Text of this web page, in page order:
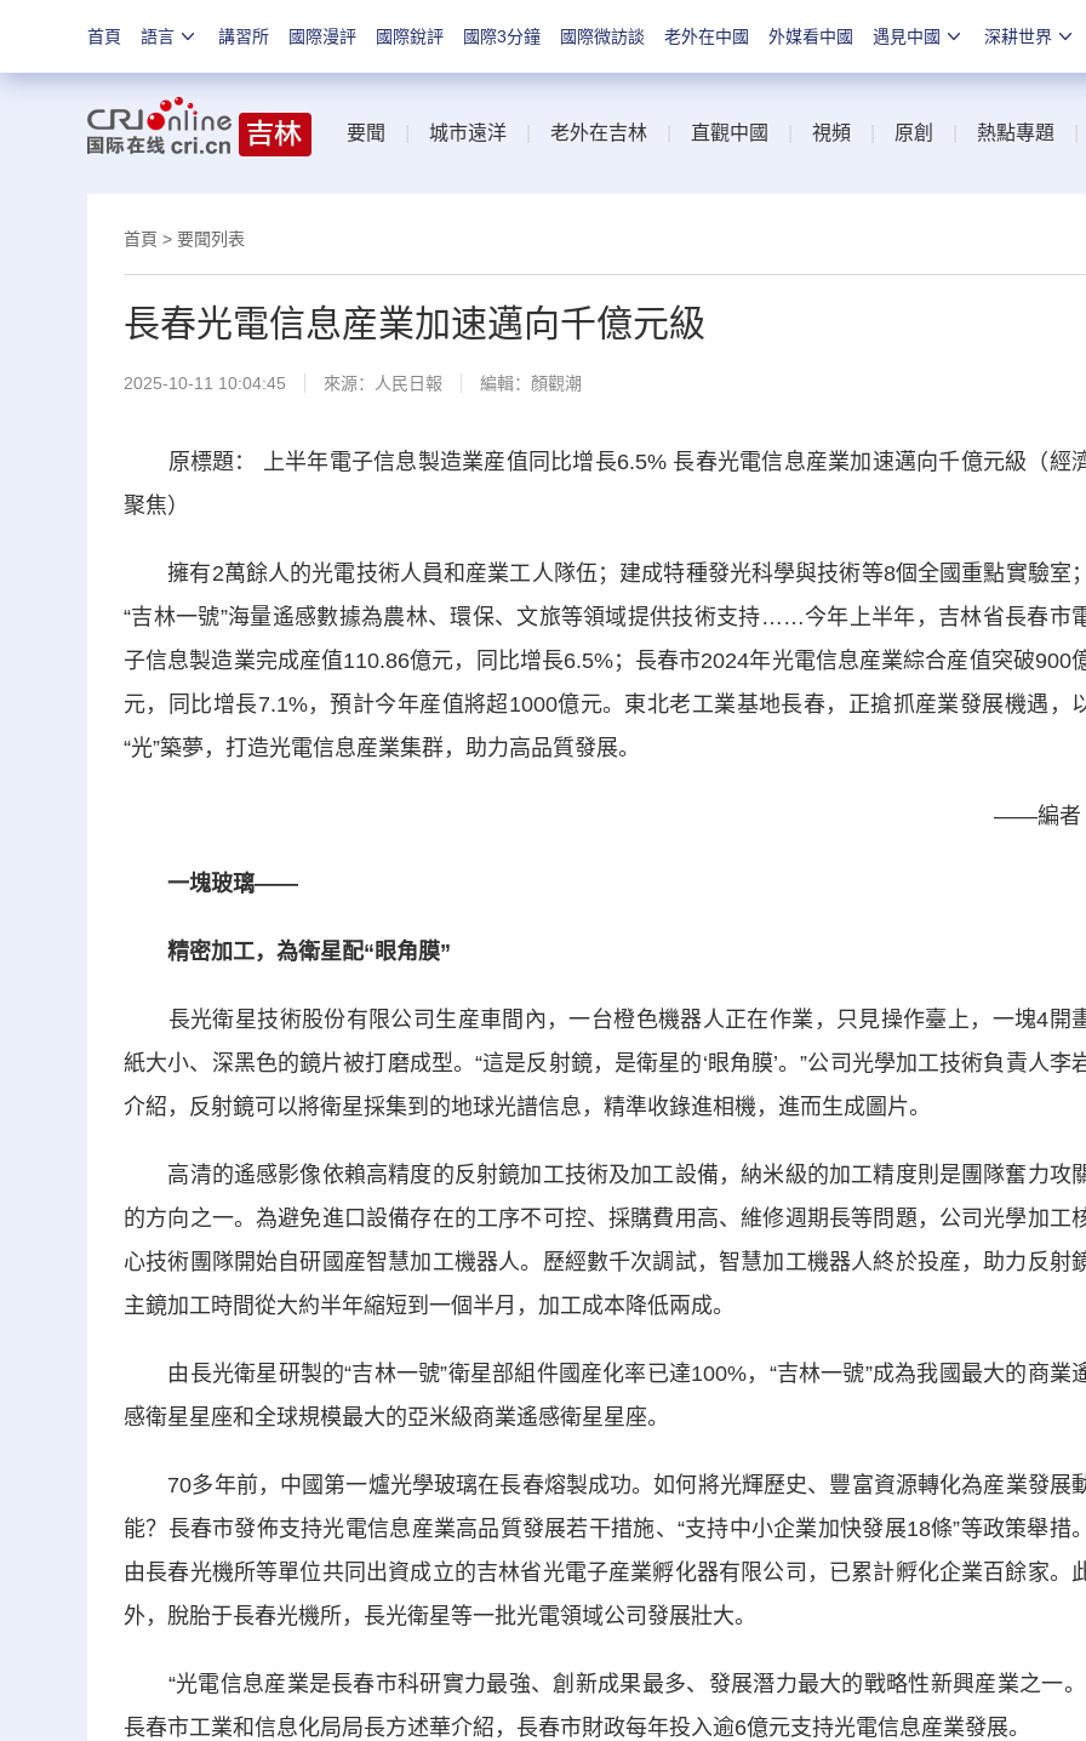
首頁 語言 講習所 國際漫評 國際銳評 國際3分鐘 國際微訪談 老外在中國 外媒看中國 遇見中國 深耕世界
要聞 城市遠洋 老外在吉林 直觀中國 視頻 原創 熱點專題
首頁 > 要聞列表
長春光電信息産業加速邁向千億元級
2025-10-11 10:04:45 來源： 人民日報 編輯：顏觀潮
原標題： 上半年電子信息製造業産值同比增長6.5% 長春光電信息産業加速邁向千億元級（經
聚焦）
擁有2萬餘人的光電技術人員和産業工人隊伍；建成特種發光科學與技術等8個全國重點實驗室；
“吉林一號”海量遙感數據為農林、環保、文旅等領域提供技術支持……今年上半年，吉林省長春市
子信息製造業完成産值110.86億元，同比增長6.5%；長春市2024年光電信息産業綜合産值突破900
元，同比增長7.1%，預計今年産值將超1000億元。東北老工業基地長春，正搶抓産業發展機遇，
“光”築夢，打造光電信息産業集群，助力高品質發展。
——編者
一塊玻璃——
精密加工，為衛星配“眼角膜”
長光衛星技術股份有限公司生産車間內，一台橙色機器人正在作業，只見操作臺上，一塊4開
紙大小、深黑色的鏡片被打磨成型。“這是反射鏡，是衛星的‘眼角膜’。”公司光學加工技術負責人李
介紹，反射鏡可以將衛星採集到的地球光譜信息，精準收錄進相機，進而生成圖片。
高清的遙感影像依賴高精度的反射鏡加工技術及加工設備，納米級的加工精度則是團隊奮力攻
的方向之一。為避免進口設備存在的工序不可控、採購費用高、維修週期長等問題，公司光學加工
心技術團隊開始自研國産智慧加工機器人。歷經數千次調試，智慧加工機器人終於投産，助力反射
主鏡加工時間從大約半年縮短到一個半月，加工成本降低兩成。
由長光衛星研製的“吉林一號”衛星部組件國産化率已達100%，“吉林一號”成為我國最大的商業
感衛星星座和全球規模最大的亞米級商業遙感衛星星座。
70多年前，中國第一爐光學玻璃在長春熔製成功。如何將光輝歷史、豐富資源轉化為産業發展
能？長春市發佈支持光電信息産業高品質發展若干措施、“支持中小企業加快發展18條”等政策舉措。
由長春光機所等單位共同出資成立的吉林省光電子産業孵化器有限公司，已累計孵化企業百餘家。
外，脫胎于長春光機所，長光衛星等一批光電領域公司發展壯大。
“光電信息産業是長春市科研實力最強、創新成果最多、發展潛力最大的戰略性新興産業之一。
長春市工業和信息化局局長方述華介紹，長春市財政每年投入逾6億元支持光電信息産業發展。